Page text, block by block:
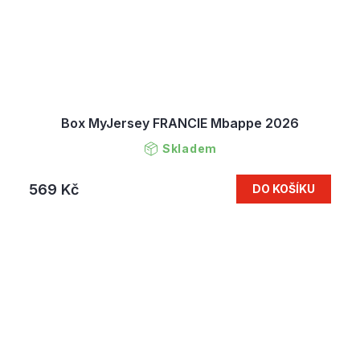
Box MyJersey FRANCIE Mbappe 2026
Skladem
569 Kč DO KOŠÍKU